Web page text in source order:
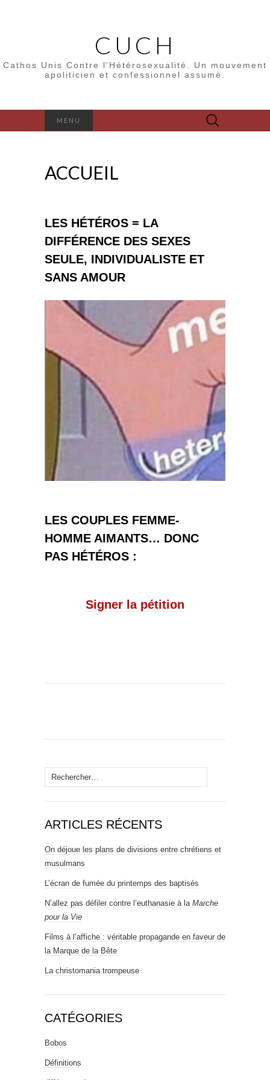
CUCH
Cathos Unis Contre l'Hétérosexualité. Un mouvement
apoliticien et confessionnel assumé.
MENU Rechercher :
ACCUEIL
LES HÉTÉROS = LA
DIFFÉRENCE DES SEXES
SEULE, INDIVIDUALISTE ET
SANS AMOUR
LES COUPLES FEMME-
HOMME AIMANTS… DONC
PAS HÉTÉROS :
Signer la pétition
Rechercher :
ARTICLES RÉCENTS
On déjoue les plans de divisions entre chrétiens et
musulmans
L’écran de fumée du printemps des baptisés
N’allez pas défiler contre l’euthanasie à la Marche
pour la Vie
Films à l’affiche : véritable propagande en faveur de
la Marque de la Bête
La christomania trompeuse
CATÉGORIES
Bobos
Définitions